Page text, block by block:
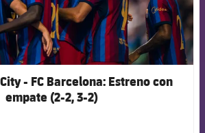
- FC Barcelona: Estreno con
empate (2-2, 3-2)